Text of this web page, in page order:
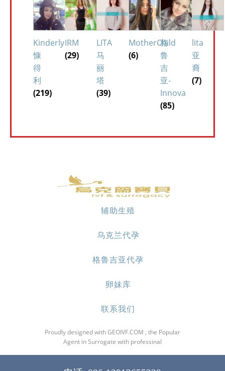
Kinderly
慷
得
利
(219)
IRM
(29)
LITA
马
丽
塔
(39)
MotherChild
(6)
格
鲁
吉
亚-
Innova
(85)
lita
亚
裔
(7)
辅助生殖
乌克兰代孕
格鲁吉亚代孕
卵妹库
联系我们
Proudly designed with GEOIVF.COM , the Popular
Agent in Surrogate with professinal